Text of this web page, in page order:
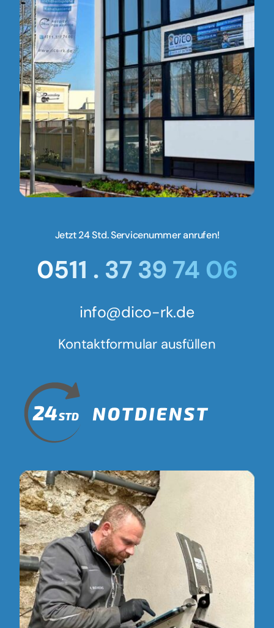
Jetzt 24 Std. Servicenummer anrufen!
0511 . 37 39 74 06
info@dico-rk.de
Kontaktformular ausfüllen